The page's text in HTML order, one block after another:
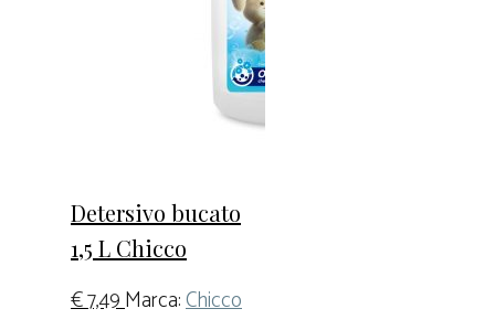
Detersivo bucato
1,5 L Chicco
€7,49Marca:Chicco